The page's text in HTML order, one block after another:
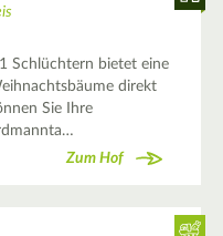
Schlüchtern bietet eine
direkt
Sie Ihre
Zum Hof